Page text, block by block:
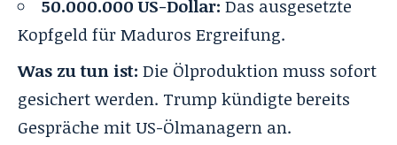
50.000.000 US-Dollar: Das ausgesetzte
Kopfgeld für Maduros Ergreifung.
Was zu tun ist: Die Ölproduktion muss sofort
gesichert werden. Trump kündigte bereits
Gespräche mit US-Ölmanagern an.